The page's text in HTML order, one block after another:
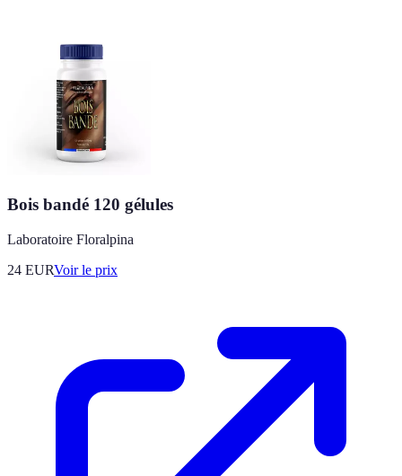
Bois bandé 120 gélules
Laboratoire Floralpina
24 EURVoir le prix